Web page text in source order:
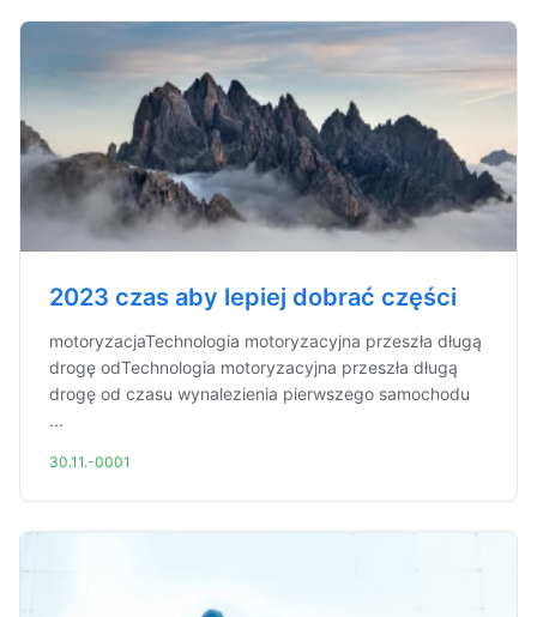
2023 czas aby lepiej dobrać części
motoryzacjaTechnologia motoryzacyjna przeszła długą
drogę odTechnologia motoryzacyjna przeszła długą
drogę od czasu wynalezienia pierwszego samochodu
...
30.11.-0001